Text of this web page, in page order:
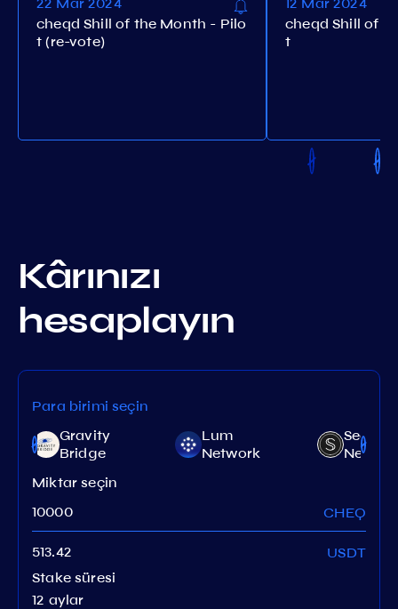
cheqd Shill of the Month - Pilo
t (re-vote)
cheqd Shill of
t
Kârınızı
hesaplayın
Para birimi seçin
Gravity
Bridge
Lum
Network
Secret
Miktar seçin
CHEQ
USDT
Stake süresi
12 aylar